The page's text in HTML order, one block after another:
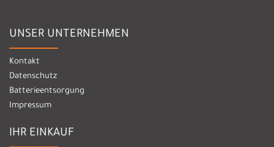
UNSER UNTERNEHMEN
Kontakt
Datenschutz
Batterieentsorgung
Impressum
IHR EINKAUF